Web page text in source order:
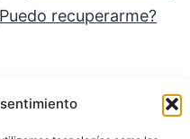
recuperarme?